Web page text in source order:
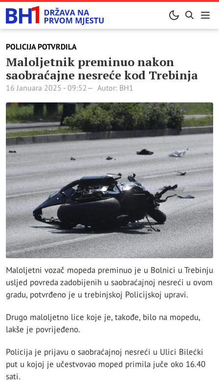
POLICIJA POTVRDILA
Maloljetnik preminuo nakon
saobraćajne nesreće kod Trebinja
16 Januara 2025 - 09:52 Autor: BH1
Maloljetni vozač mopeda preminuo je u Bolnici u Trebinju
usljed povreda zadobijenih u saobraćajnoj nesreći u ovom
gradu, potvrđeno je u trebinjskoj Policijskoj upravi.
Drugo maloljetno lice koje je, takođe, bilo na mopedu,
lakše je povrijeđeno.
Policija je prijavu o saobraćajnoj nesreći u Ulici Bilećki
put u kojoj je učestvovao moped primila juče oko 16.40
sati.